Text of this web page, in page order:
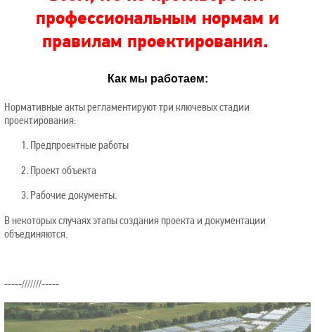
профессиональным нормам и
правилам проектирования.
Как мы работаем:
Нормативные акты регламентируют три ключевых стадии
проектирования:
1. Предпроектные работы
2. Проект объекта
3. Рабочие документы.
В некоторых случаях этапы создания проекта и документации
объединяются.
-----///////-----